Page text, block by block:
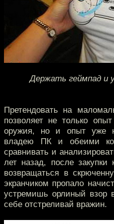
Держать геймпад и
Претендовать на
позволяет не только
оружия, но и опыт уже
владею ПК и обеими
сравнивать и
лет назад, после закупки
возвращаться в
экранчиком пропало
устремишь орлиный взор
себе отстреливай вражин.